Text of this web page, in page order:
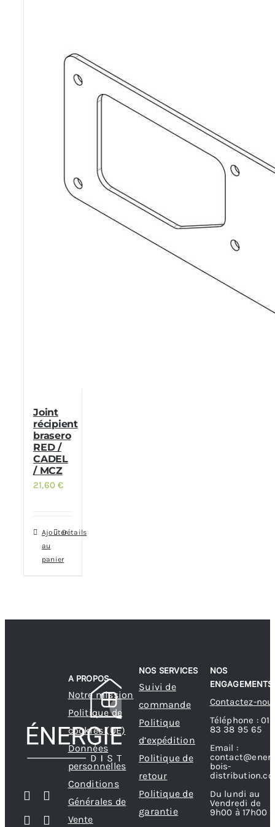
Conduit de fumées
Joint
récipient
brasero
RED /
CADEL
/ MCZ
21,60€
Ajouter
au
panier
Détails
A PROPOS
Notre mission
Politique de
cookies (UE)
Données
personnelles
Conditions
Générales de
Vente
NOS SERVICES
Suivi de
commande
Politique
d’expédition
Politique de
retour
Politique de
garantie
NOS
ENGAGEMENTS
Contactez-
Téléphone : 01
83 38 95 65
Email :
bois-
Du lundi au
Vendredi de
9h00 à 17h00